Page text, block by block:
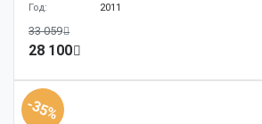
Год:
2011
33 059
28 100
-35%